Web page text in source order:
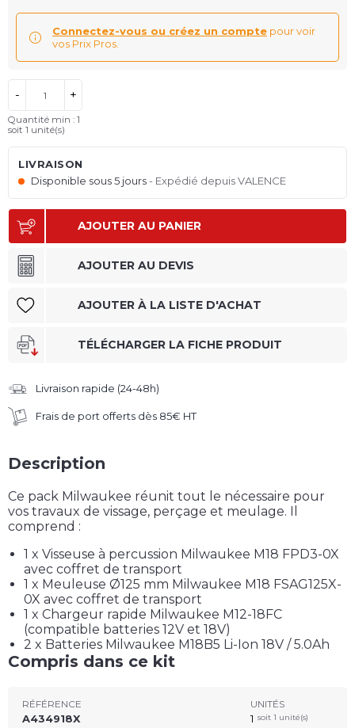
Connectez-vous ou créez un compte pour voir
vos Prix Pros.
- +
Quantité min : 1
soit 1 unité(s)
LIVRAISON
Disponible sous 5 jours
Expédié depuis VALENCE
AJOUTER AU PANIER
AJOUTER AU DEVIS
AJOUTER À LA LISTE D'ACHAT
TÉLÉCHARGER LA FICHE PRODUIT
Livraison rapide (24-48h)
Frais de port offerts dès 85€ HT
Description
Ce pack Milwaukee réunit tout le nécessaire pour
vos travaux de vissage, perçage et meulage. Il
comprend :
1 x Visseuse à percussion Milwaukee M18 FPD3-0X
avec coffret de transport
1 x Meuleuse Ø125 mm Milwaukee M18 FSAG125X-
0X avec coffret de transport
1 x Chargeur rapide Milwaukee M12-18FC
(compatible batteries 12V et 18V)
2 x Batteries Milwaukee M18B5 Li-Ion 18V / 5.0Ah
Compris dans ce kit
RÉFÉRENCE
A434918X
UNITÉS
1 soit 1 unité(s)